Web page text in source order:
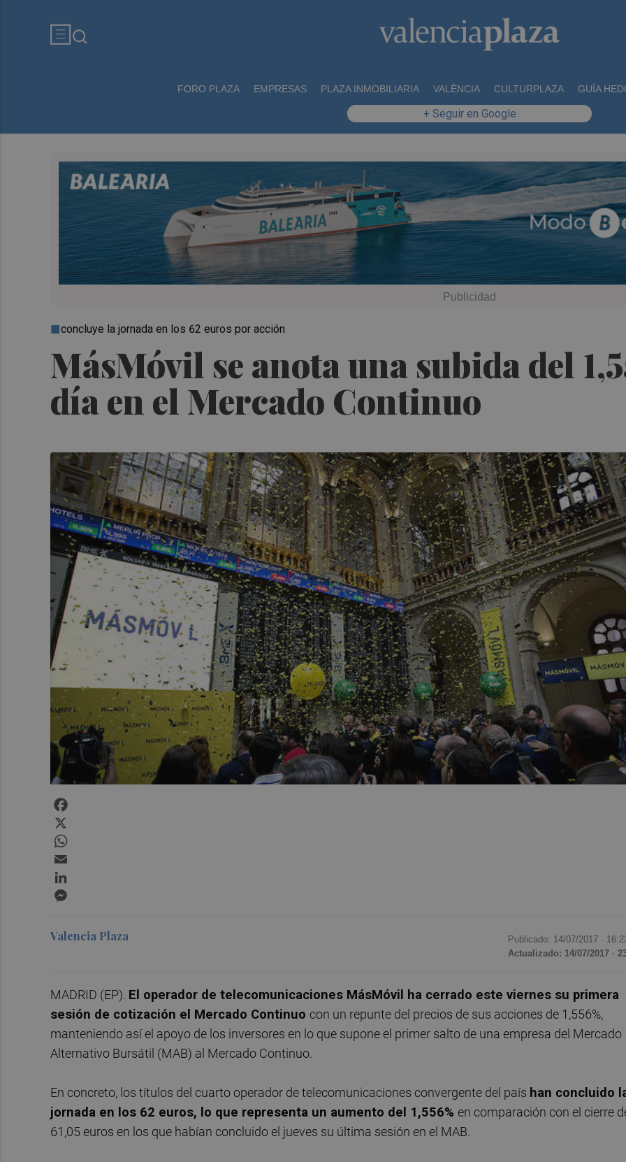
FORO PLAZA EMPRESAS PLAZA INMOBILIARIA VALÈNCIA CULTURPLAZA GUÍA
+ Seguir en Google
MásMóvil se anota una subida del
día en el Mercado Continuo
concluye la jornada en los 62 euros por acción
Valencia Plaza Publicado: 14/07/2017 ·
Actualizado: 14/07/2017 ·
MADRID (EP). El operador de telecomunicaciones MásMóvil ha cerrado este viernes su primera
sesión de cotización el Mercado Continuo con un repunte del precios de sus acciones de 1,556%,
manteniendo así el apoyo de los inversores en lo que supone el primer salto de una empresa del Mercado
Alternativo Bursátil (MAB) al Mercado Continuo.
En concreto, los títulos del cuarto operador de telecomunicaciones convergente del país han concluido
jornada en los 62 euros, lo que representa un aumento del 1,556% en comparación con el cierre
61,05 euros en los que habían concluido el jueves su última sesión en el MAB.